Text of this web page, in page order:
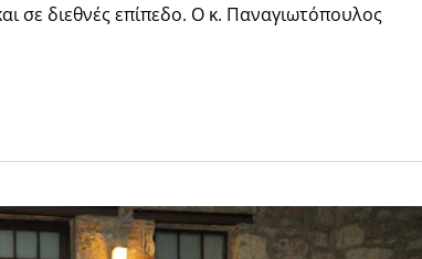
σε διεθνές επίπεδο. Ο κ. Παναγιωτόπουλος